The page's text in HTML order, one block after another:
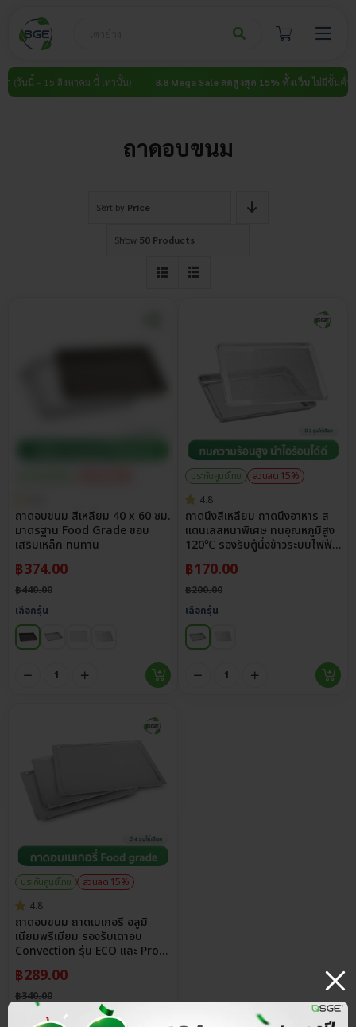
content
วันนี้ – 15 สิงหาคม นี้ เท่านั้น) 8.8 Mega Sale ลดสูงสุด 15% ทั้งเว็บไม่มีขั้นต่ำ (วั
ถาดอบขนม
Sort by Price
Show 50 Products
ถาดอบขนม สี่เหลี่ยม 40 x 60 ซม.
มาตรฐาน Food Grade ขอบ
เสริมเหล็ก ทนทาน
฿374.00
฿440.00
เลือกรุ่น
ประกันศูนย์ไทย
ส่วนลด 15%
4.8
ถาดนึ่งสี่เหลี่ยม ถาดนึ่งอาหาร ส
แตนเลสหนาพิเศษ ทนอุณหภูมิสูง
120℃ รองรับตู้นึ่งข้าวระบบไฟฟ้า
฿170.00
฿200.00
เลือกรุ่น
ประกันศูนย์ไทย
ส่วนลด 15%
4.8
ถาดอบขนม ถาดเบเกอรี่ อลูมิ
เนียมพรีเมียม รองรับเตาอบ
Convection รุ่น ECO และ Pro
฿289.00
฿340.00
เลือกรุ่น